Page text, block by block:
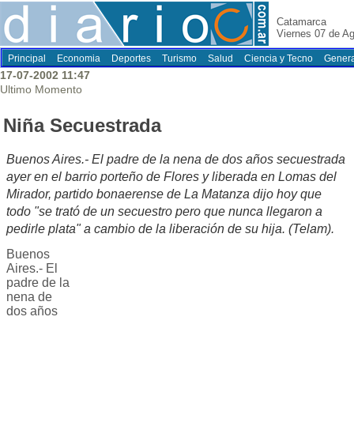
Catamarca
Viernes 07 de
Principal Economia Deportes Turismo Salud Ciencia y Tecno
17-07-2002 11:47
Ultimo Momento
Niña Secuestrada
Buenos Aires.- El padre de la nena de dos años secuestrada
ayer en el barrio porteño de Flores y liberada en Lomas del
Mirador, partido bonaerense de La Matanza dijo hoy que
todo "se trató de un secuestro pero que nunca llegaron a
pedirle plata" a cambio de la liberación de su hija. (Telam).
Buenos
Aires.- El
padre de la
nena de
dos años